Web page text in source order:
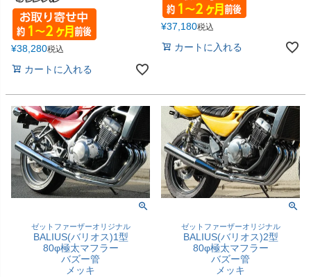
¥38,280税込
カートに入れる
¥37,180税込
カートに入れる
ゼットファーザーオリジナル
BALIUS(バリオス)1型
80φ極太マフラー
バズー管
メッキ
ゼットファーザーオリジナル
BALIUS(バリオス)2型
80φ極太マフラー
バズー管
メッキ